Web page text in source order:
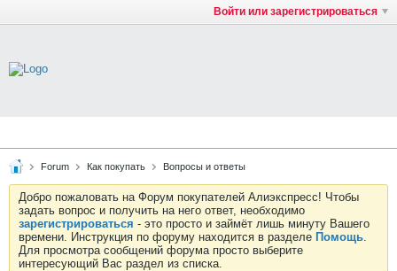
Войти или зарегистрироваться
Forum Как покупать Вопросы и ответы
Добро пожаловать на Форум покупателей Алиэкспресс! Чтобы
задать вопрос и получить на него ответ, необходимо
зарегистрироваться - это просто и займёт лишь минуту Вашего
времени. Инструкция по форуму находится в разделе Помощь.
Для просмотра сообщений форума просто выберите
интересующий Вас раздел из списка.